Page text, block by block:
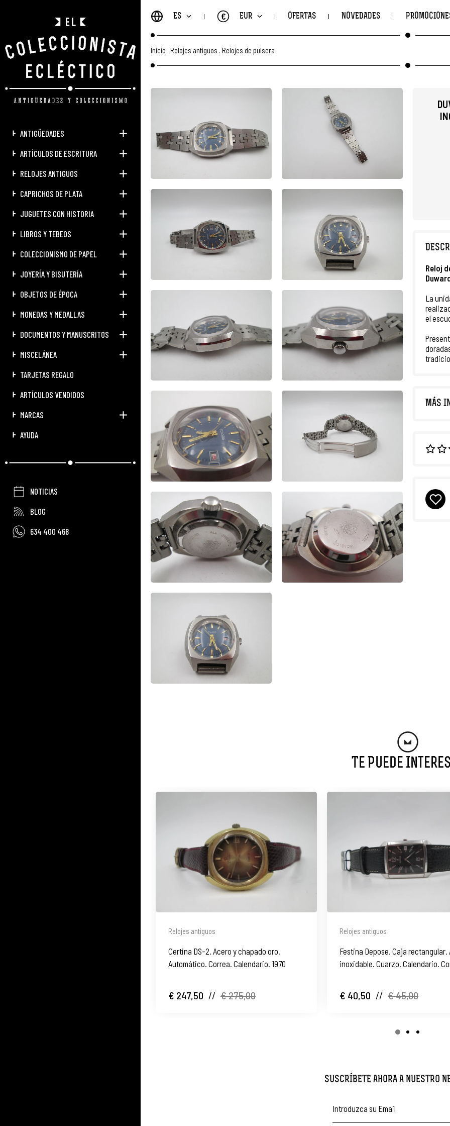
ANTIGÜEDADES
ARTÍCULOS DE ESCRITURA
RELOJES ANTIGUOS
CAPRICHOS DE PLATA
JUGUETES CON HISTORIA
LIBROS Y TEBEOS
COLECCIONISMO DE PAPEL
JOYERÍA Y BISUTERÍA
OBJETOS DE ÉPOCA
MONEDAS Y MEDALLAS
DOCUMENTOS Y MANUSCRITOS
MISCELÁNEA
TARJETAS REGALO
ARTÍCULOS VENDIDOS
MARCAS
AYUDA
NOTICIAS
BLOG
634 400 468
ES EUR
€ OFERTAS NOVEDADES
Inicio Relojes antiguos Relojes de pulsera
Reloj
La
el
MÁS
Te Puede
Relojes antiguos
Certina DS-2. Acero y chapado oro.
Automático. Correa. Calendario. 1970
€ 247,50 // € 275,00
Relojes antiguos
Festina Depose. Caja rectangular.
inoxidable. Cuarzo. Calendario.
€ 40,50 // € 45,00
SUSCRÍBETE AHORA A NUESTRO